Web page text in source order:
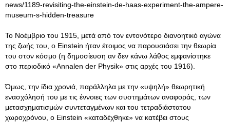
news/1189-revisiting-the-einstein-de-haas-experiment-the-ampere-
museum-s-hidden-treasure
Το Νοέμβριο του 1915, μετά από τον εντονότερο διανοητικό αγώνα
της ζωής του, ο Einstein ήταν έτοιμος να παρουσιάσει την θεωρία
του στον κόσμο (η δημοσίευση αν δεν κάνω λάθος εμφανίστηκε
στο περιοδικό «Annalen der Physik» στις αρχές του 1916).
Όμως, την ίδια χρονιά, παράλληλα με την «υψηλή» θεωρητική
ενασχόλησή του με τις έννοιες των συστημάτων αναφοράς, των
μετασχηματισμών συντεταγμένων και του τετραδιάστατου
χωροχρόνου, ο Einstein «καταδέχθηκε» να κατέβει στους